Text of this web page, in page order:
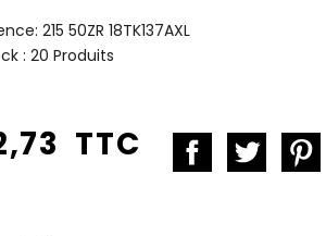
215 50ZR 18TK137AXL
: 20 Produits
TTC